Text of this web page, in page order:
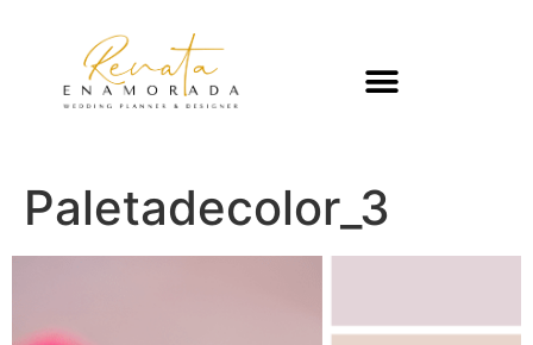
Paletadecolor_3